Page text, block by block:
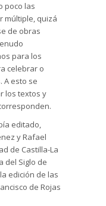
poco las
múltiple, quizá
de obras
para los
celebrar o
A esto se
los textos y
editado,
y Rafael
de Castilla-La
del Siglo de
edición de las
de Rojas